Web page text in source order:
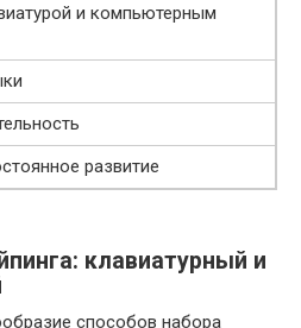
и компьютерным
развитие
клавиатурный и
способов набора